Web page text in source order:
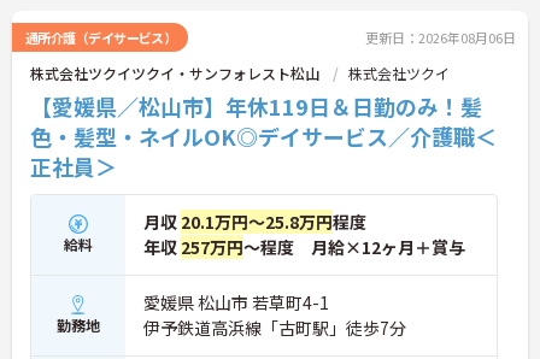
・年次を問わずリーダーや主任などのマネジメント
職へ昇格する事例も多数あり、腰を据えて長期的な
キャリア形成が可能です
通所介護（デイサービス） 更新日：2026年08月06日
株式会社ツクイツクイ・サンフォレスト松山 株式会社ツクイ
【愛媛県／松山市】年休119日＆日勤のみ！髪
色・髪型・ネイルOK◎デイサービス／介護職＜
正社員＞
給料
月収 20.1万円～25.8万円程度
年収 257万円～程度 月給×12ヶ月＋賞与
勤務地
愛媛県 松山市 若草町4-1
伊予鉄道高浜線「古町駅」徒歩7分